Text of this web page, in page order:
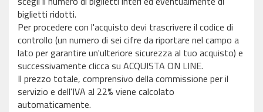
biglietti ridotti.
Per procedere con l'acquisto devi trascrivere il codice di
controllo (un numero di sei cifre da riportare nel campo a
lato per garantire un'ulteriore sicurezza al tuo acquisto) e
successivamente clicca su ACQUISTA ON LINE.
Il prezzo totale, comprensivo della commissione per il
servizio e dell'IVA al 22% viene calcolato
automaticamente.